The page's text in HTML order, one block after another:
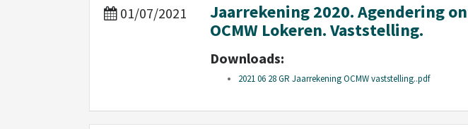
01/07/2021
Jaarrekening 2020. Agendering
OCMW Lokeren. Vaststelling.
Downloads:
2021 06 28 GR Jaarrekening OCMW vaststelling..pdf